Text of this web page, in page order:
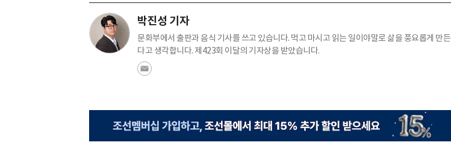
박진성 기자
문화부에서 출판과 음식 기사를 쓰고 있습니다. 먹고 마시고 읽는 일이야말로 삶을 풍요롭게 만든
다고 생각합니다. 제423회 이달의 기자상을 받았습니다.